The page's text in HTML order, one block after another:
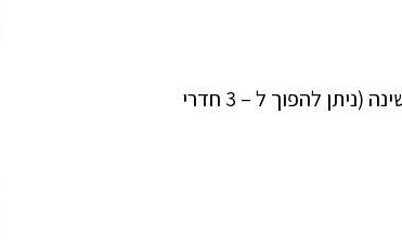
במרכז גליפדה, בגודל של 130 מ"ר, בקומה השלישית, 2 חדרי שינה (ניתן להפוך ל – 3 חדרי